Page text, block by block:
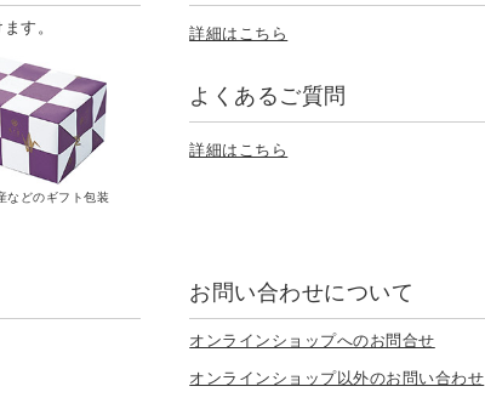
す。
などのギフト包装
詳細はこちら
よくあるご質問
詳細はこちら
お問い合わせについて
オンラインショップへのお問合せ
オンラインショップ以外のお問い合わせ